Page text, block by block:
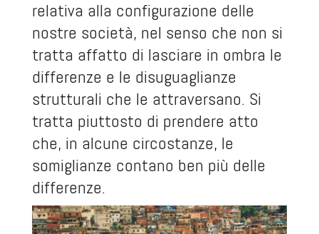
relativa alla configurazione delle
nostre società, nel senso che non si
tratta affatto di lasciare in ombra le
differenze e le disuguaglianze
strutturali che le attraversano. Si
tratta piuttosto di prendere atto
che, in alcune circostanze, le
somiglianze contano ben più delle
differenze.